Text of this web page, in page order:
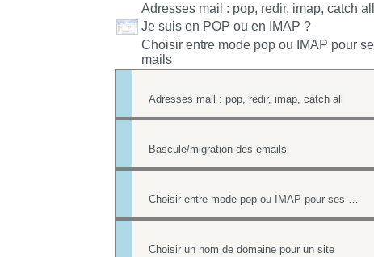
Adresses mail : pop, redir, imap, catch all
Je suis en POP ou en IMAP ?
Choisir entre mode pop ou IMAP pour
mails
Adresses mail : pop, redir, imap, catch all
Bascule/migration des emails
Choisir entre mode pop ou IMAP pour ses mails
Choisir un nom de domaine pour un site